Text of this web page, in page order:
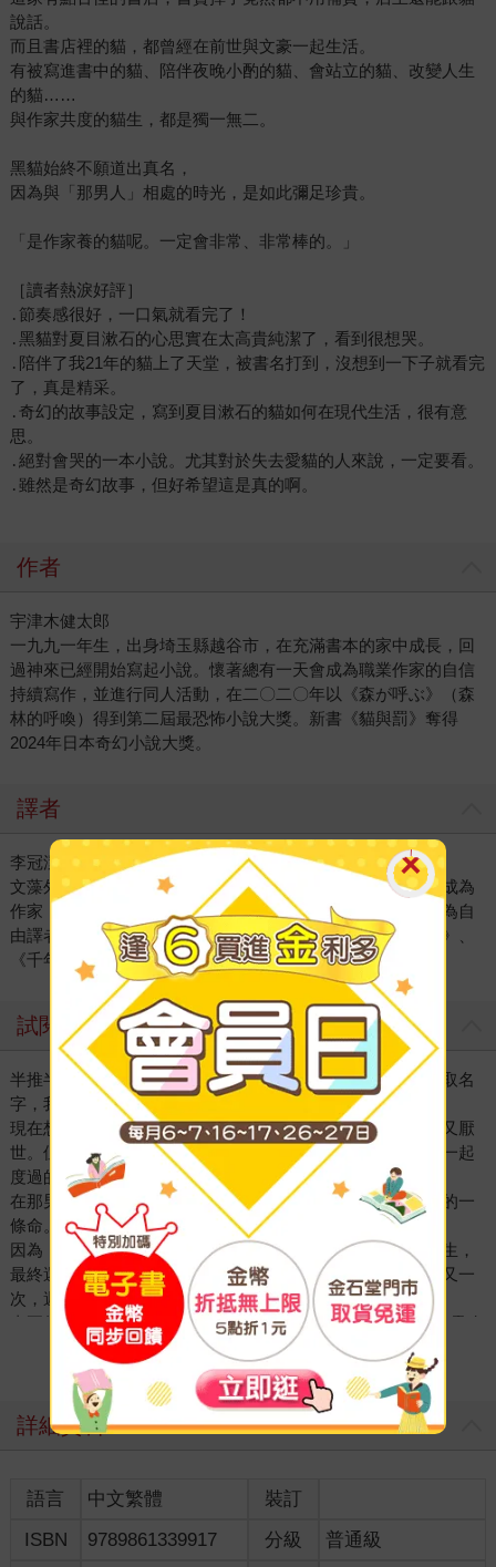
說話。
而且書店裡的貓，都曾經在前世與文豪一起生活。
有被寫進書中的貓、陪伴夜晚小酌的貓、會站立的貓、改變人生
的貓……
與作家共度的貓生，都是獨一無二。
黑貓始終不願道出真名，
因為與「那男人」相處的時光，是如此彌足珍貴。
「是作家養的貓呢。一定會非常、非常棒的。」
［讀者熱淚好評］
․節奏感很好，一口氣就看完了！
․黑貓對夏目漱石的心思實在太高貴純潔了，看到很想哭。
․陪伴了我21年的貓上了天堂，被書名打到，沒想到一下子就看完
了，真是精采。
․奇幻的故事設定，寫到夏目漱石的貓如何在現代生活，很有意
思。
․絕對會哭的一本小說。尤其對於失去愛貓的人來說，一定要看。
․雖然是奇幻故事，但好希望這是真的啊。
作者
宇津木健太郎
一九九一年生，出身埼玉縣越谷市，在充滿書本的家中成長，回
過神來已經開始寫起小說。懷著總有一天會成為職業作家的自信
持續寫作，並進行同人活動，在二〇二〇年以《森が呼ぶ》（森
林的呼喚）得到第二屆最恐怖小說大獎。新書《貓與罰》奪得
2024年日本奇幻小說大獎。
譯者
李冠潔
文藻外語學院畢業。追星追到技能樹亂長。曾經以為自己會成為
作家，最後長成了跟原先想像中不太一樣的文字工作者。現為自
由譯者，譯作多為日劇、綜藝節目。譯有《奪取天下的少女》、
《千年鬼》。
試閱
半推半就地讓我這隻無名貓待下的那個男人，最後沒有給我取名
字，我們的關係就這樣結束了。
現在想起，還是覺得他真是個怪人，性格倔強、情緒起伏大又厭
世。但即使如此，在我過去這八條命的漫長時光裡，跟那人一起
度過的日子，確實可說是最安穩幸福的。
在那男人身邊生活是我的「第三世」，是九條命當中很重要的一
條命。對我來說，「第三世」是最特別的回憶。
因為「第一世」和「第二世」，我都過得不怎麼樣。茍且求生，
最終還是死去，好不容易活了下來又突然死掉，就這樣一次又一
次，遲遲無法獲得「真名」。
真正的名字──對人類而言或許沒有影響，但是否擁有真名，靈魂
的價值全然不同，也可說是擁有了一種格調，彷彿獲得媲美仙人
的睿智、如王者般的威嚴。僅擁有一條命的其他生物，與我等貓
族最大的不同，就取決於真名。
若是本就不打算擁有真名，那也就罷了。但沒有真名的貓，只是
能越早得到真名越好，但以我的狀況而言，沒那麼容易。所以在
但他實在是太漫不經心，都特地收留我了，卻把我丟給老婆照
看更多
詳細資料
語言 中文繁體
裝訂
ISBN
9789861339917 分級 普通級